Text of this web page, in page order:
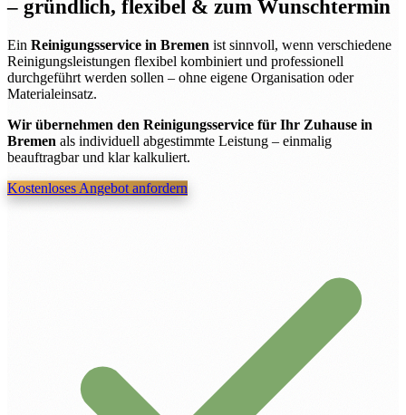
– gründlich, flexibel & zum Wunschtermin
Ein Reinigungsservice in Bremen ist sinnvoll, wenn verschiedene
Reinigungsleistungen flexibel kombiniert und professionell
durchgeführt werden sollen – ohne eigene Organisation oder
Materialeinsatz.
Wir übernehmen den Reinigungsservice für Ihr Zuhause in
Bremen als individuell abgestimmte Leistung – einmalig
beauftragbar und klar kalkuliert.
Kostenloses Angebot anfordern